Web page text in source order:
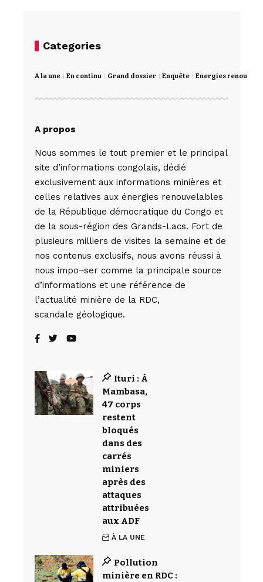
Categories
A la une En continu Grand dossier Enquête Energies
A propos
Nous sommes le tout premier et le principal
site d’informations congolais, dédié
exclusivement aux informations minières et
celles relatives aux énergies renouvelables
de la République démocratique du Congo et
de la sous-région des Grands-Lacs. Fort de
plusieurs milliers de visites la semaine et de
nos contenus exclusifs, nous avons réussi à
nous impo¬ser comme la principale source
d’informations et une référence de
l’actualité minière de la RDC,
scandale géologique.
Ituri : À
Mambasa,
47 corps
restent
bloqués
dans des
carrés
miniers
après des
attaques
attribuées
aux ADF
À LA UNE
Pollution
minière en RDC :